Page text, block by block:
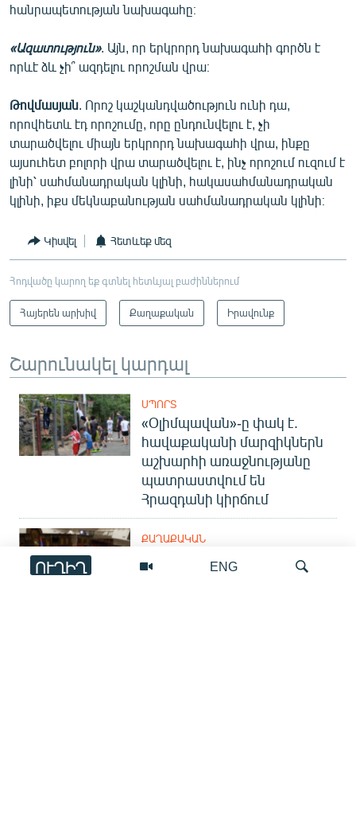
ENG
ՈՒՂԻՂ
հանրապետության նախագահը։
«Ազատություն». Այն, որ երկրորդ նախագահի գործն է
որևէ ձև չի՞ ազդելու որոշման վրա։
Թովմասյան . Որոշ կաշկանդվածություն ունի դա,
որովհետև էդ որոշումը, որը ընդունվելու է, չի
տարածվելու միայն երկրորդ նախագահի վրա, ինքը
այսուհետ բոլորի վրա տարածվելու է, ինչ որոշում ուզում է
լինի՝ սահմանադրական կլինի, հակասահմանադրական
կլինի, իքս մեկնաբանության սահմանադրական կլինի։
Կիսվել Հետևեք մեզ
Հոդվածը կարող եք գտնել հետևյալ բաժիններում
Հայերեն արխիվ Քաղաքական Իրավունք
Շարունակել կարդալ
ՍՊՈՐՏ
«Օլիմպավան»-ը փակ է.
հավաքականի մարզիկներն
աշխարհի առաջնությանը
պատրաստվում են
Հրազդանի կիրճում
ՔԱՂԱՔԱԿԱՆ
ընդդիմադիր թեկնածուի